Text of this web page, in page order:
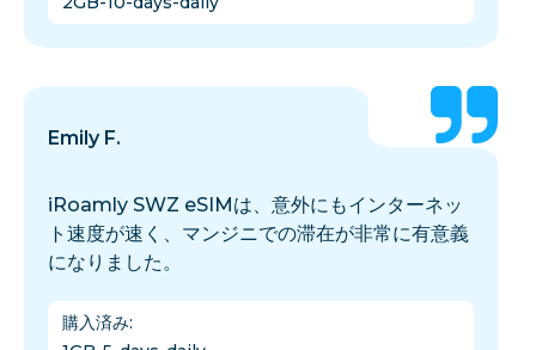
Emily F.
iRoamly SWZ eSIMは、意外にもインターネッ
ト速度が速く、マンジニでの滞在が非常に有意義
になりました。
購入済み: